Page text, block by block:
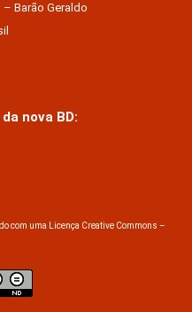
– Barão Geraldo
nova BD:
com uma Licença Creative Commons –